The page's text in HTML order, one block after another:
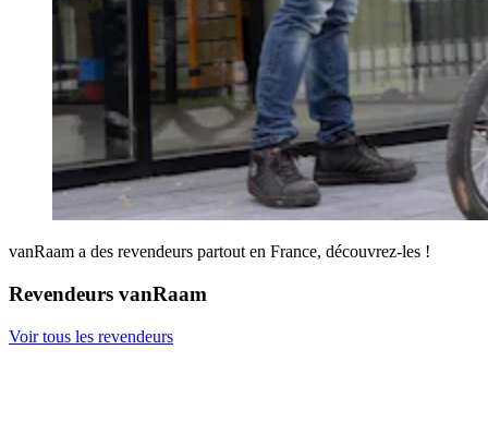
vanRaam a des revendeurs partout en France, découvrez-les !
Revendeurs vanRaam
Voir tous les revendeurs